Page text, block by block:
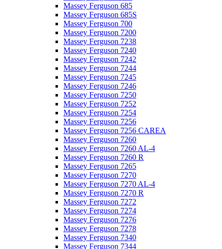
Massey Ferguson 685
Massey Ferguson 685S
Massey Ferguson 700
Massey Ferguson 7200
Massey Ferguson 7238
Massey Ferguson 7240
Massey Ferguson 7242
Massey Ferguson 7244
Massey Ferguson 7245
Massey Ferguson 7246
Massey Ferguson 7250
Massey Ferguson 7252
Massey Ferguson 7254
Massey Ferguson 7256
Massey Ferguson 7256 CAREA
Massey Ferguson 7260
Massey Ferguson 7260 AL-4
Massey Ferguson 7260 R
Massey Ferguson 7265
Massey Ferguson 7270
Massey Ferguson 7270 AL-4
Massey Ferguson 7270 R
Massey Ferguson 7272
Massey Ferguson 7274
Massey Ferguson 7276
Massey Ferguson 7278
Massey Ferguson 7340
Massey Ferguson 7344